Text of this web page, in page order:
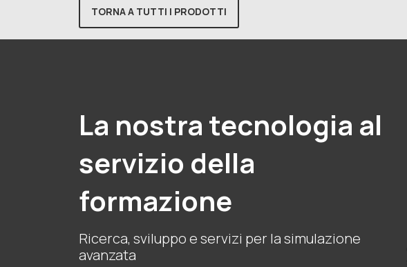
TORNA A TUTTI I PRODOTTI
La nostra tecnologia al
servizio della
formazione
Ricerca, sviluppo e servizi per la simulazione
avanzata